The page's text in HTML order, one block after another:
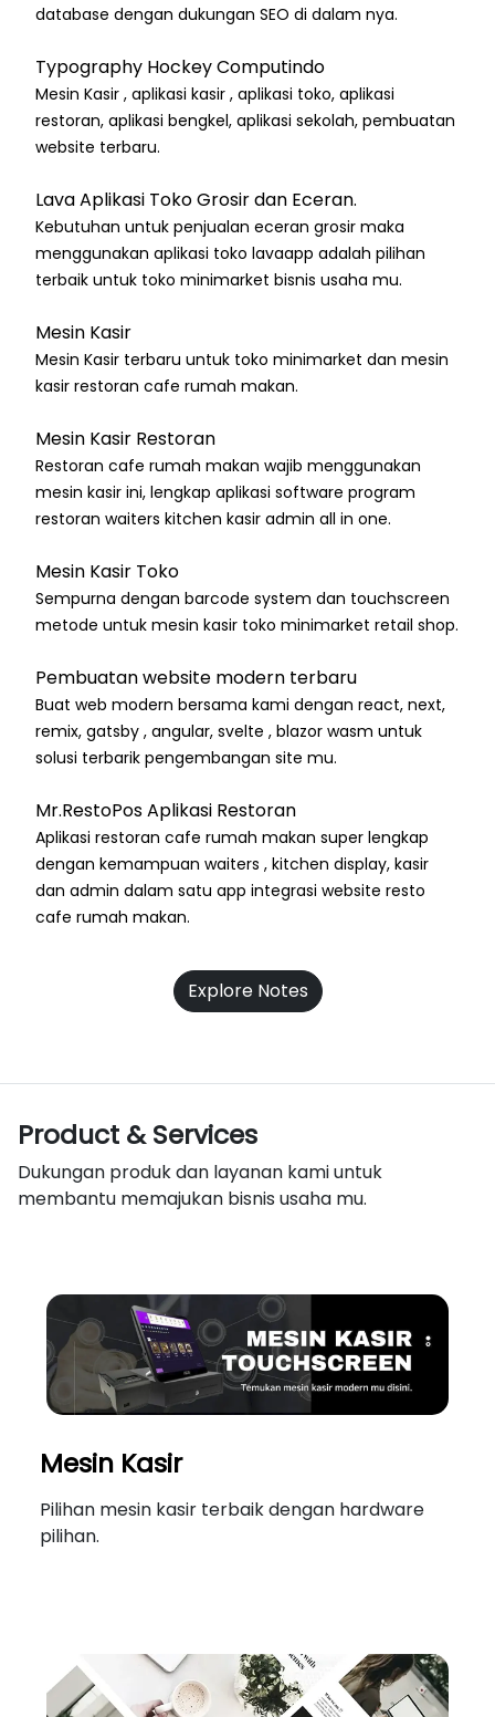
database dengan dukungan SEO di dalam nya.
Typography Hockey Computindo
Mesin Kasir , aplikasi kasir , aplikasi toko, aplikasi
restoran, aplikasi bengkel, aplikasi sekolah, pembuatan
website terbaru.
Lava Aplikasi Toko Grosir dan Eceran.
Kebutuhan untuk penjualan eceran grosir maka
menggunakan aplikasi toko lavaapp adalah pilihan
terbaik untuk toko minimarket bisnis usaha mu.
Mesin Kasir
Mesin Kasir terbaru untuk toko minimarket dan mesin
kasir restoran cafe rumah makan.
Mesin Kasir Restoran
Restoran cafe rumah makan wajib menggunakan
mesin kasir ini, lengkap aplikasi software program
restoran waiters kitchen kasir admin all in one.
Mesin Kasir Toko
Sempurna dengan barcode system dan touchscreen
metode untuk mesin kasir toko minimarket retail shop.
Pembuatan website modern terbaru
Buat web modern bersama kami dengan react, next,
remix, gatsby , angular, svelte , blazor wasm untuk
solusi terbarik pengembangan site mu.
Mr.RestoPos Aplikasi Restoran
Aplikasi restoran cafe rumah makan super lengkap
dengan kemampuan waiters , kitchen display, kasir
dan admin dalam satu app integrasi website resto
cafe rumah makan.
Explore Notes
Product & Services
Dukungan produk dan layanan kami untuk
membantu memajukan bisnis usaha mu.
Mesin Kasir
Pilihan mesin kasir terbaik dengan hardware
pilihan.